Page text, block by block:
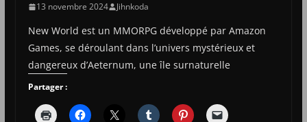
13 novembre 2024 Jihnkoda
New World est un MMORPG développé par Amazon
Games, se déroulant dans l’univers mystérieux et
dangereux d’Aeternum, une île surnaturelle
Partager :